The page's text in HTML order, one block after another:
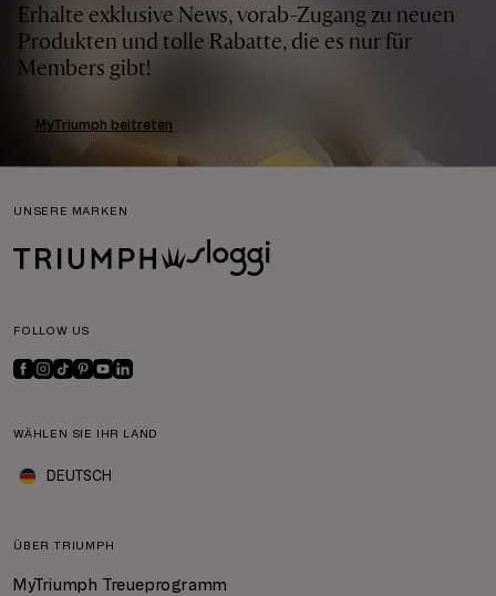
Erhalte exklusive News, vorab-Zugang zu neuen
Produkten und tolle Rabatte, die es nur für
Members gibt!
MyTriumph beitreten
UNSERE MARKEN
FOLLOW US
WÄHLEN SIE IHR LAND
DEUTSCH
ÜBER TRIUMPH
MyTriumph Treueprogramm